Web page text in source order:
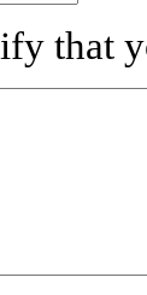
that